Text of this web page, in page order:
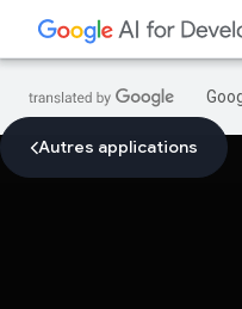
Autres applications